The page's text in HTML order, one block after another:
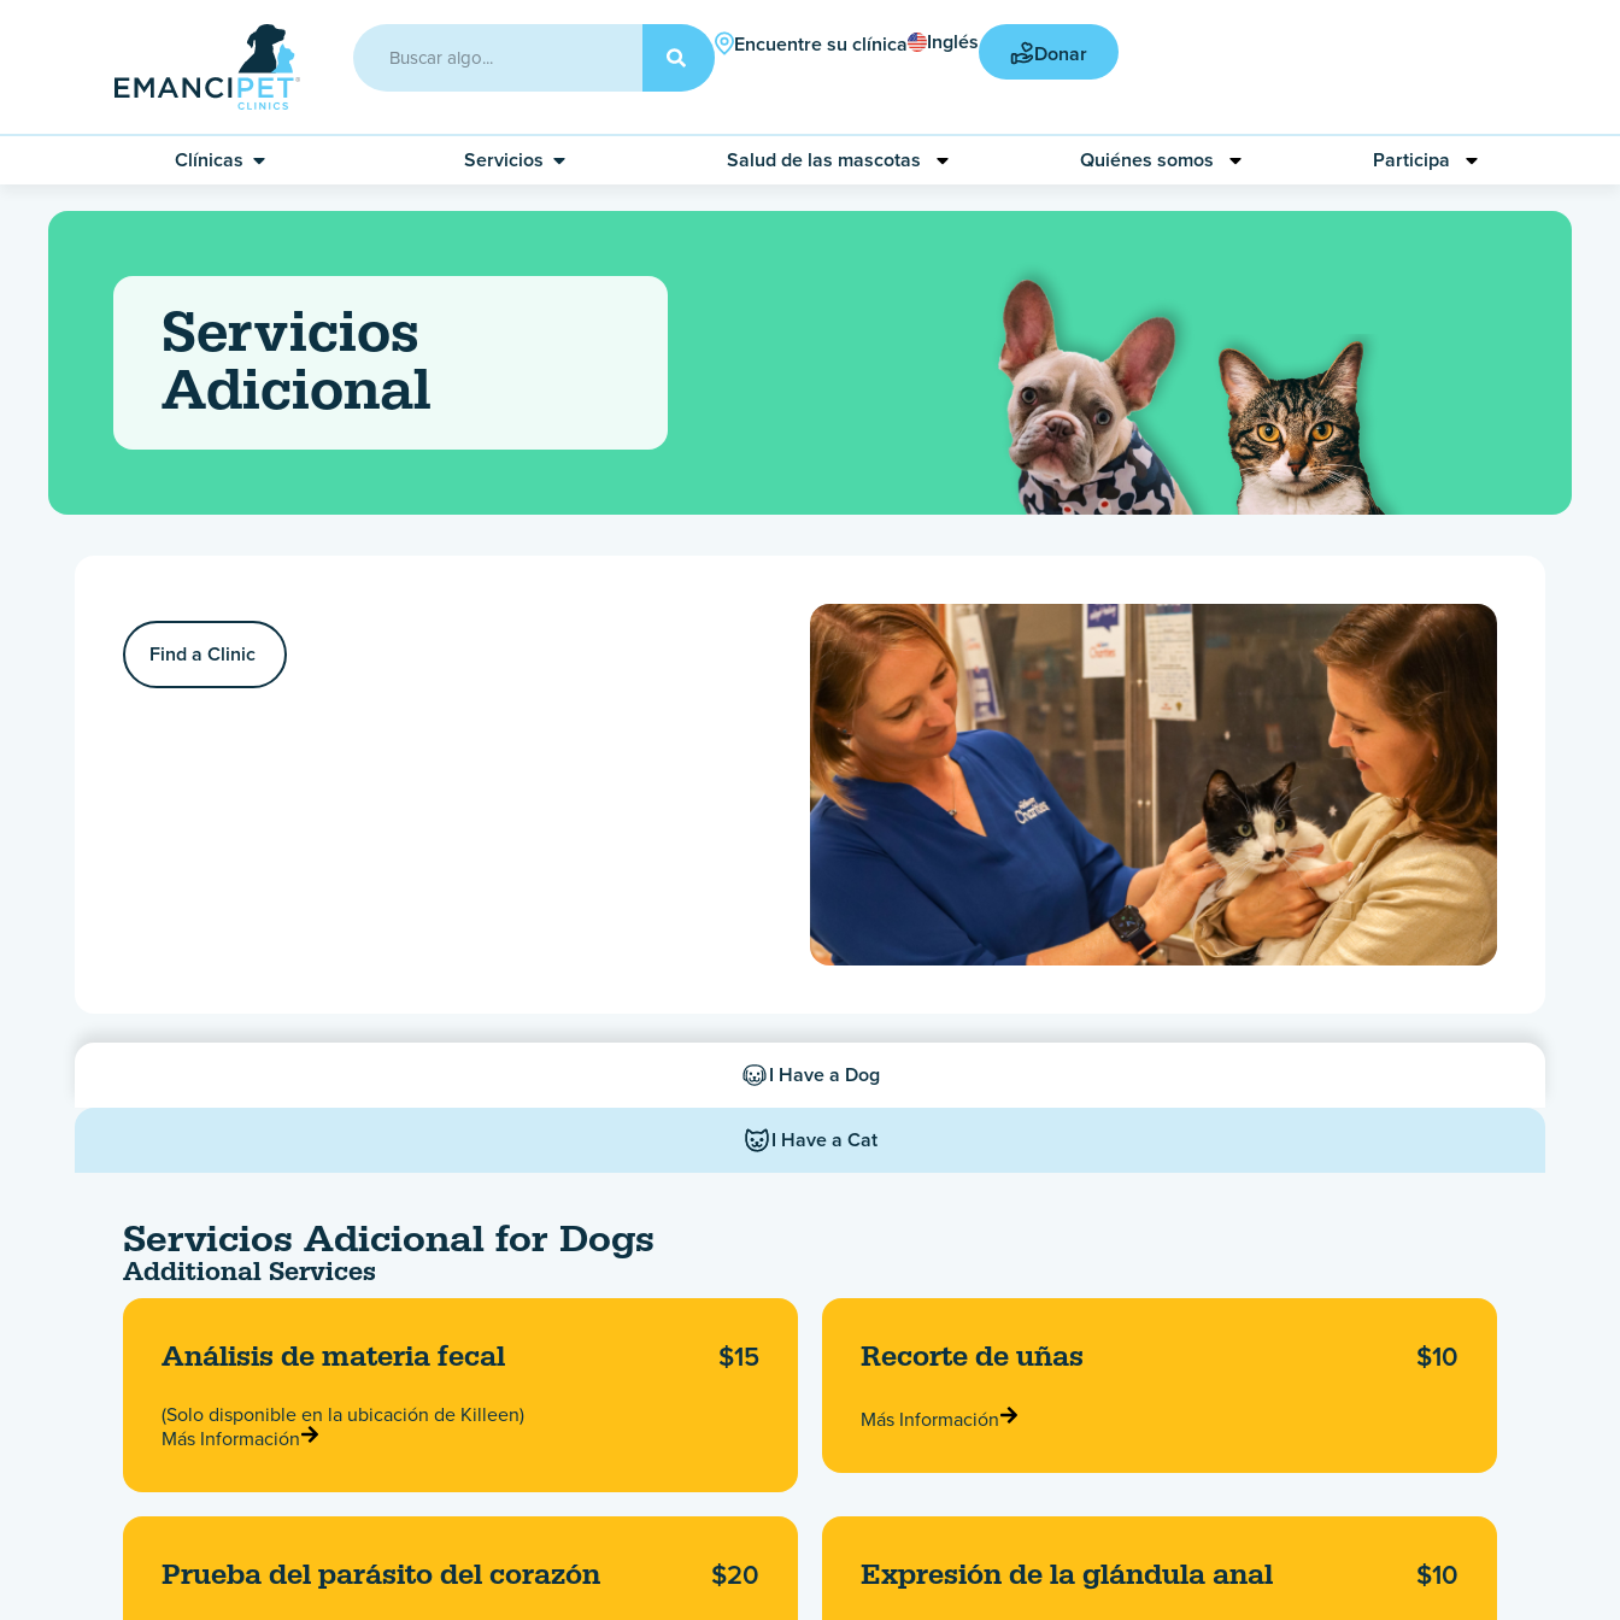
Encuentre su clínica Inglés Donar
Clínicas Servicios Salud de las mascotas Quiénes somos Participa
Servicios
Adicional
Find a Clinic
I Have a Dog
I Have a Cat
Servicios Adicional for Dogs
Additional Services
Análisis de materia fecal $15
(Solo disponible en la ubicación de Killeen)
Más Información
Recorte de uñas $10
Más Información
Prueba del parásito del corazón $20 Expresión de la glándula anal $10